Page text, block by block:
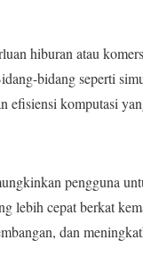
hiburan atau
bidang seperti
efisiensi komputasi
pengguna
lebih cepat berkat
dan